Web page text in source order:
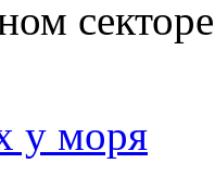
у моря